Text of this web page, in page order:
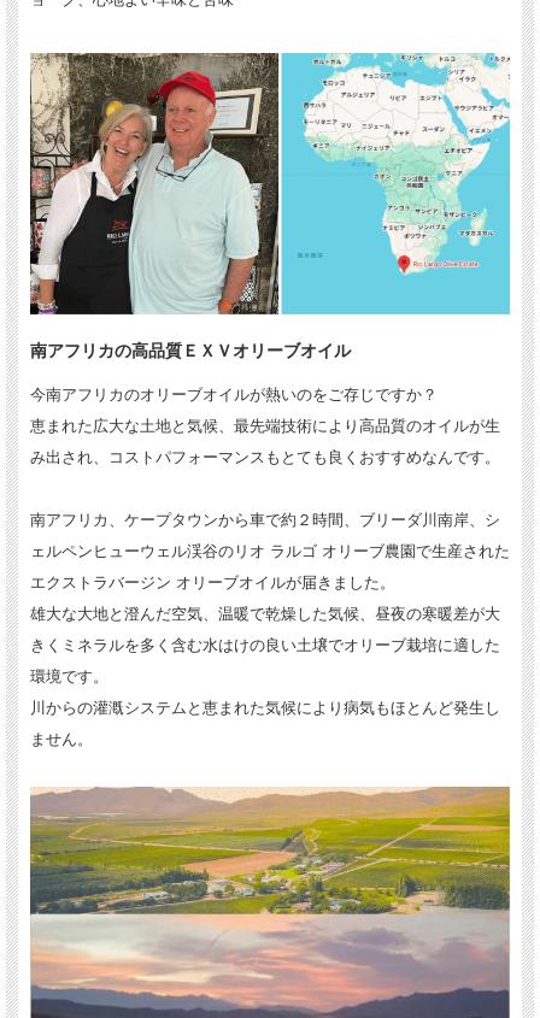
南アフリカの高品質ＥＸＶオリーブオイル
今南アフリカのオリーブオイルが熱いのをご存じですか？
恵まれた広大な土地と気候、最先端技術により高品質のオイルが生
み出され、コストパフォーマンスもとても良くおすすめなんです。
南アフリカ、ケープタウンから車で約２時間、ブリーダ川南岸、シ
ェルペンヒューウェル渓谷のリオ ラルゴ オリーブ農園で生産された
エクストラバージン オリーブオイルが届きました。
雄大な大地と澄んだ空気、温暖で乾燥した気候、昼夜の寒暖差が大
きくミネラルを多く含む水はけの良い土壌でオリーブ栽培に適した
環境です。
川からの灌漑システムと恵まれた気候により病気もほとんど発生し
ません。